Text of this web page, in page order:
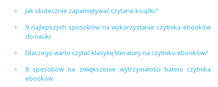
Jak skutecznie zapamiętywać czytane książki?
9 najlepszych sposobów na wykorzystanie czytnika ebooków
do nauki
Dlaczego warto czytać klasykę literatury na czytniku ebooków?
8 sposobów na zwiększenie wytrzymałości baterii czytnika
ebooków